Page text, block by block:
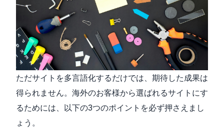
ただサイトを多言語化するだけでは、期待した成果は
得られません。海外のお客様から選ばれるサイトにす
るためには、以下の3つのポイントを必ず押さえまし
ょう。